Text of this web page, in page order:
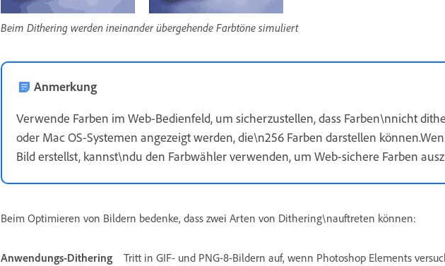
Beim Dithering werden ineinander übergehende Farbtöne simuliert
Anmerkung
Verwende Farben im Web-Bedienfeld, um sicherzustellen, dass Farben\nnicht
oder Mac OS-Systemen angezeigt werden, die\n256 Farben darstellen
Bild erstellst, kannst\ndu den Farbwähler verwenden, um Web-sichere Farben
Beim Optimieren von Bildern bedenke, dass zwei Arten von Dithering\nauftreten können:
Anwendungs-Dithering
Tritt in GIF- und PNG-8-Bildern auf, wenn Photoshop Elements